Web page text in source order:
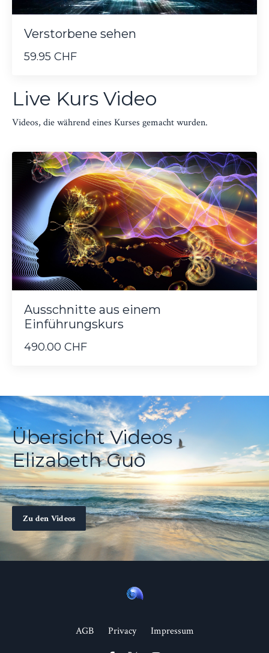
Verstorbene sehen
59.95 CHF
Live Kurs Video
Videos, die während eines Kurses gemacht wurden.
Ausschnitte aus einem
Einführungskurs
490.00 CHF
Übersicht Videos
Elizabeth Guo
Zu den Videos
AGB Privacy Impressum